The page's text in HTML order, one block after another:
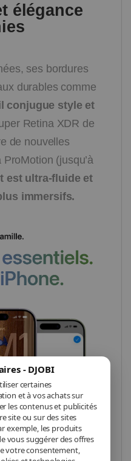
- DJOBI
certaines
et à vos achats sur
les contenus et publicités
site ou sur des sites
exemple, les produits
vous suggérer des offres
votre consentement,
élégance
ses bordures
durables comme
conjugue style et
Retina XDR de
de nouvelles
(jusqu’à
est ultra-fluide et
immersifs.